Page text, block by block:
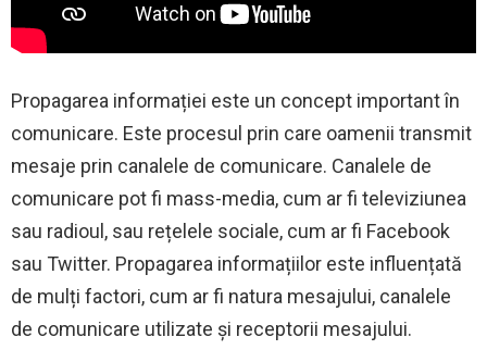
Propagarea informației este un concept important în
comunicare. Este procesul prin care oamenii transmit
mesaje prin canalele de comunicare. Canalele de
comunicare pot fi mass-media, cum ar fi televiziunea
sau radioul, sau rețelele sociale, cum ar fi Facebook
sau Twitter. Propagarea informațiilor este influențată
de mulți factori, cum ar fi natura mesajului, canalele
de comunicare utilizate și receptorii mesajului.